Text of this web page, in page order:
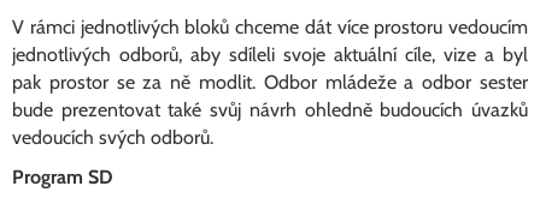
V rámci jednotlivých bloků chceme dát více prostoru vedoucím
jednotlivých odborů, aby sdíleli svoje aktuální cíle, vize a byl
pak prostor se za ně modlit. Odbor mládeže a odbor sester
bude prezentovat také svůj návrh ohledně budoucích úvazků
vedoucích svých odborů.
Program SD